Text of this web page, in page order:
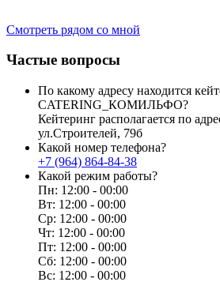
Смотреть рядом со мной
Частые вопросы
По какому адресу находится
CATERING_КОМИЛЬФО?
Кейтеринг располагается по
ул.Строителей, 79б
Какой номер телефона?
+7 (964) 864-84-38
Какой режим работы?
Пн: 12:00 - 00:00
Вт: 12:00 - 00:00
Ср: 12:00 - 00:00
Чт: 12:00 - 00:00
Пт: 12:00 - 00:00
Сб: 12:00 - 00:00
Вс: 12:00 - 00:00